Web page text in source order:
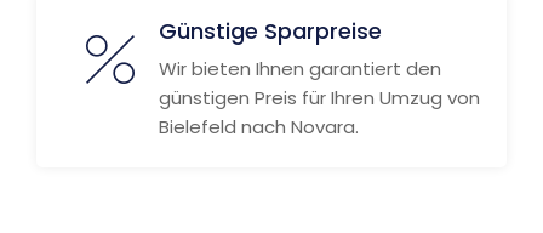
Günstige Sparpreise
Wir bieten Ihnen garantiert den
günstigen Preis für Ihren Umzug von
Bielefeld nach Novara.